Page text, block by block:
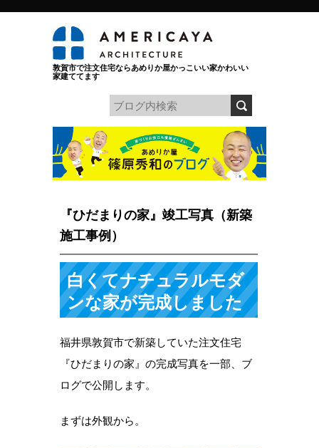
敦賀市で注文住宅ならあめりか屋かっこいい家かわいい
家建ててます
『ひだまりの家』竣工写真（新築
施工事例）
白くてナチュラルモダ
ンな家が完成しました
福井県敦賀市で新築していた注文住宅
『ひだまりの家』の完成写真を一部、ブ
ログで公開します。
まずは外観から。